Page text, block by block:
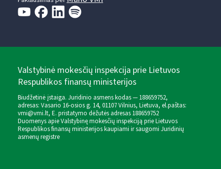
Valstybinė mokesčių inspekcija prie Lietuvos
Respublikos finansų ministerijos
Biudžetinė įstaiga. Juridinio asmens kodas — 188659752,
adresas: Vasario 16-osios g. 14, 01107 Vilnius, Lietuva, el.paštas:
vmi@vmi.lt, E. pristatymo dėžutės adresas 188659752
Duomenys apie Valstybinę mokesčių inspekciją prie Lietuvos
Respublikos finansų ministerijos kaupiami ir saugomi Juridinių
asmenų registre